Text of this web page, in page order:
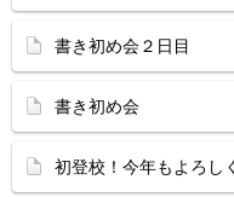
書き初め会２日目
書き初め会
初登校！今年もよろし